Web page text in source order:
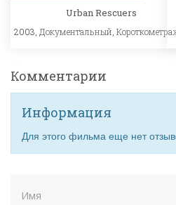
Urban Rescuers
2003, Документальный,
Комментарии
Информация
Для этого фильма еще нет